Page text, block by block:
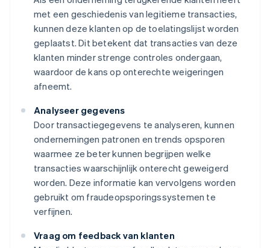
met een geschiedenis van legitieme transacties,
kunnen deze klanten op de toelatingslijst worden
geplaatst. Dit betekent dat transacties van deze
klanten minder strenge controles ondergaan,
waardoor de kans op onterechte weigeringen
afneemt.
Analyseer gegevens
Door transactiegegevens te analyseren, kunnen
ondernemingen patronen en trends opsporen
waarmee ze beter kunnen begrijpen welke
transacties waarschijnlijk onterecht geweigerd
worden. Deze informatie kan vervolgens worden
gebruikt om fraudeopsporingssystemen te
verfijnen.
Vraag om feedback van klanten